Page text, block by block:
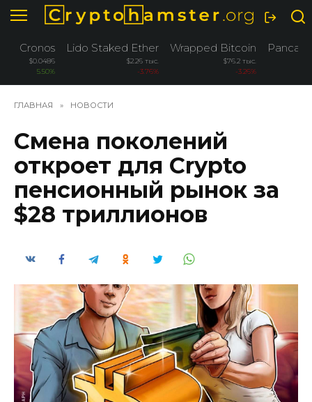
Перейти
содержанию
Cronos
$0.0486
5.50%
Lido Staked Ether
$2.26 тыс.
-3.76%
Wrapped Bitcoin
$76.2 тыс.
-3.26%
ГЛАВНАЯ » НОВОСТИ
Смена поколений
откроет для Crypto
пенсионный рынок за
$28 триллионов